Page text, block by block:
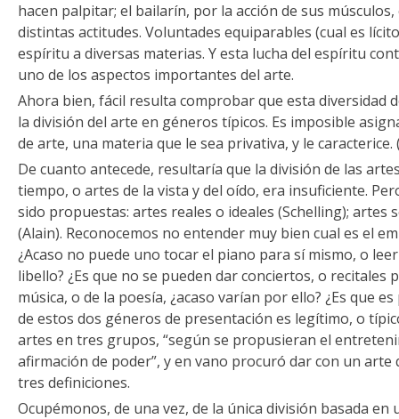
hacen palpitar; el bailarín, por la acción de sus
distintas actitudes. Voluntades equiparables (cual es
espíritu a diversas materias. Y esta lucha del espíritu
uno de los aspectos importantes del arte.
Ahora bien, fácil resulta comprobar que esta diversidad
la división del arte en géneros típicos. Es imposible
de arte, una materia que le sea privativa, y le caracterice.
De cuanto antecede, resultaría que la división de las
tiempo, o artes de la vista y del oído, era insuficiente.
sido propuestas: artes reales o ideales (Schelling); artes
(Alain). Reconocemos no entender muy bien cual es el
¿Acaso no puede uno tocar el piano para sí mismo, o
libello? ¿Es que no se pueden dar conciertos, o recitales
música, o de la poesía, ¿acaso varían por ello? ¿Es que
de estos dos géneros de presentación es legítimo, o
artes en tres grupos, “según se propusieran el
afirmación de poder”, y en vano procuró dar con un
tres definiciones.
Ocupémonos, de una vez, de la única división basada